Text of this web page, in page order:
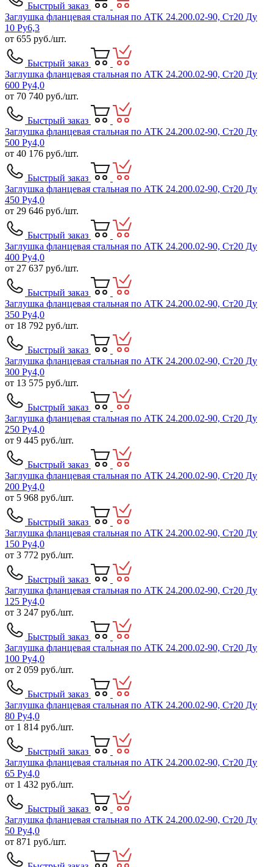
Быстрый заказ
Заглушка фланцевая стальная по АТК 24.200.02-90, Ст20 Ду
10 Ру6,3
от 655 руб./шт.
Быстрый заказ
Заглушка фланцевая стальная по АТК 24.200.02-90, Ст20 Ду
600 Ру4,0
от 70 740 руб./шт.
Быстрый заказ
Заглушка фланцевая стальная по АТК 24.200.02-90, Ст20 Ду
500 Ру4,0
от 40 176 руб./шт.
Быстрый заказ
Заглушка фланцевая стальная по АТК 24.200.02-90, Ст20 Ду
450 Ру4,0
от 29 646 руб./шт.
Быстрый заказ
Заглушка фланцевая стальная по АТК 24.200.02-90, Ст20 Ду
400 Ру4,0
от 27 637 руб./шт.
Быстрый заказ
Заглушка фланцевая стальная по АТК 24.200.02-90, Ст20 Ду
350 Ру4,0
от 18 792 руб./шт.
Быстрый заказ
Заглушка фланцевая стальная по АТК 24.200.02-90, Ст20 Ду
300 Ру4,0
от 13 575 руб./шт.
Быстрый заказ
Заглушка фланцевая стальная по АТК 24.200.02-90, Ст20 Ду
250 Ру4,0
от 9 445 руб./шт.
Быстрый заказ
Заглушка фланцевая стальная по АТК 24.200.02-90, Ст20 Ду
200 Ру4,0
от 5 968 руб./шт.
Быстрый заказ
Заглушка фланцевая стальная по АТК 24.200.02-90, Ст20 Ду
150 Ру4,0
от 3 772 руб./шт.
Быстрый заказ
Заглушка фланцевая стальная по АТК 24.200.02-90, Ст20 Ду
125 Ру4,0
от 3 247 руб./шт.
Быстрый заказ
Заглушка фланцевая стальная по АТК 24.200.02-90, Ст20 Ду
100 Ру4,0
от 2 059 руб./шт.
Быстрый заказ
Заглушка фланцевая стальная по АТК 24.200.02-90, Ст20 Ду
80 Ру4,0
от 1 814 руб./шт.
Быстрый заказ
Заглушка фланцевая стальная по АТК 24.200.02-90, Ст20 Ду
65 Ру4,0
от 1 432 руб./шт.
Быстрый заказ
Заглушка фланцевая стальная по АТК 24.200.02-90, Ст20 Ду
50 Ру4,0
от 871 руб./шт.